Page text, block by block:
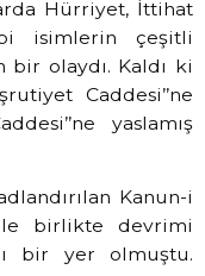
Hürriyet, İttihat
isimlerin çeşitli
bir olaydı. Kaldı ki
Caddesi’’ne
yaslamış
Kanun-i
ile birlikte devrimi
bir yer olmuştu.